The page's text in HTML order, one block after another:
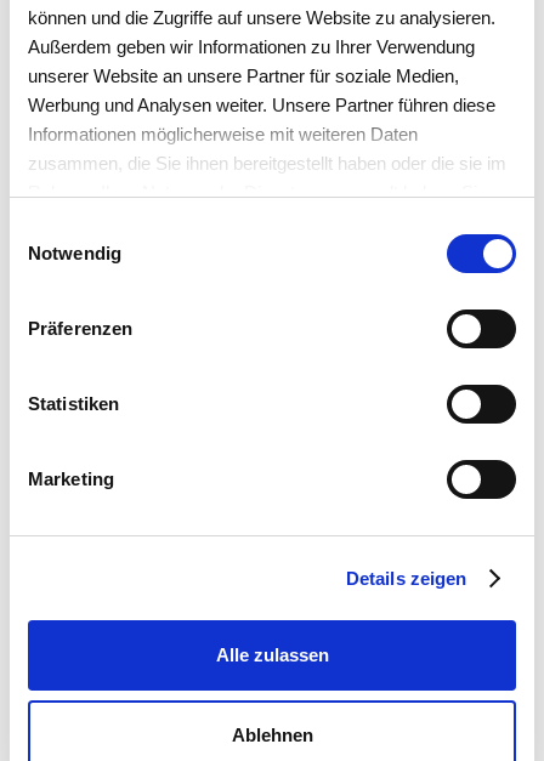
können und die Zugriffe auf unsere Website zu analysieren.
Außerdem geben wir Informationen zu Ihrer Verwendung
unserer Website an unsere Partner für soziale Medien,
Werbung und Analysen weiter. Unsere Partner führen diese
Informationen möglicherweise mit weiteren Daten
zusammen, die Sie ihnen bereitgestellt haben oder die sie im
Rahmen Ihrer Nutzung der Dienste gesammelt haben. Sie
Datenschutzerklärung
Notwendig
Präferenzen
Statistiken
Marketing
Details zeigen
Alle zulassen
Ablehnen
WORK4ALL ALS ALL-IN-ONE-LÖSUNG
Ausgezeichnet auf sämtlichen Plattformen
CRM/DMS
ERP / WARENWIRTSCHAFT
PROJEKTMANAGEMENT